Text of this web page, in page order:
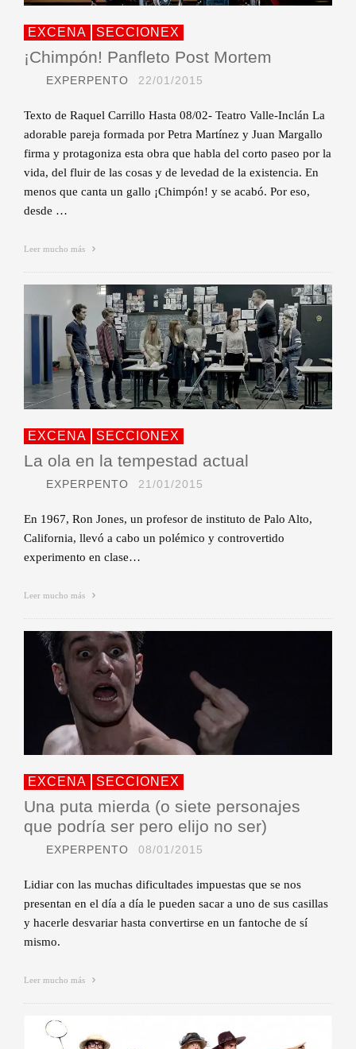
EXCENA SECCIONEX
¡Chimpón! Panfleto Post Mortem
EXPERPENTO 22/01/2015
Texto de Raquel Carrillo Hasta 08/02- Teatro Valle-Inclán La
adorable pareja formada por Petra Martínez y Juan Margallo
firma y protagoniza esta obra que habla del corto paseo por la
vida, del fluir de las cosas y de levedad de la existencia. En
menos que canta un gallo ¡Chimpón! y se acabó. Por eso,
desde …
Leer mucho más
EXCENA SECCIONEX
La ola en la tempestad actual
EXPERPENTO 21/01/2015
En 1967, Ron Jones, un profesor de instituto de Palo Alto,
California, llevó a cabo un polémico y controvertido
experimento en clase…
Leer mucho más
EXCENA SECCIONEX
Una puta mierda (o siete personajes
que podría ser pero elijo no ser)
EXPERPENTO 08/01/2015
Lidiar con las muchas dificultades impuestas que se nos
presentan en el día a día le pueden sacar a uno de sus casillas
y hacerle desvariar hasta convertirse en un fantoche de sí
mismo.
Leer mucho más